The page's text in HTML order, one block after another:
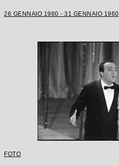
26 GENNAIO 1960 - 31 GENNAIO 1960
FOTO